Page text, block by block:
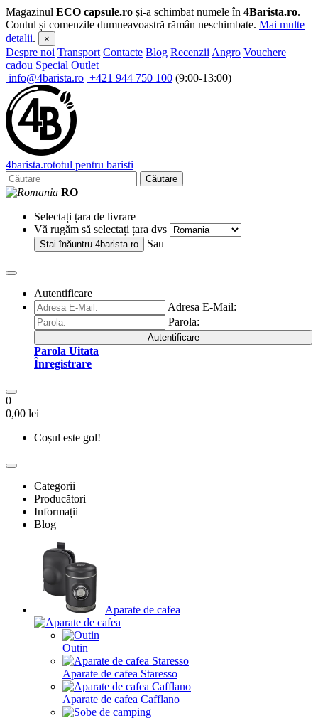
Magazinul ECO capsule.ro și-a schimbat numele în 4Barista.ro.
Contul și comenzile dumneavoastră rămân neschimbate. Mai multe
detalii. ×
Despre noi Transport Contacte Blog Recenzii Angro Vouchere
cadou Special Outlet
info@4barista.ro +421 944 750 100 (9:00-13:00)
4barista.rototul pentru baristi
Căutare
RO
Selectați țara de livrare
Vă rugăm să selectați țara dvs
Stai înăuntru 4barista.ro Sau
Autentificare
Adresa E-Mail:
Parola:
Autentificare
Parola Uitata
Înregistrare
0
0,00 lei
Coșul este gol!
Categorii
Producători
Informații
Blog
Aparate de cafea
Outin
Aparate de cafea Staresso
Aparate de cafea Cafflano